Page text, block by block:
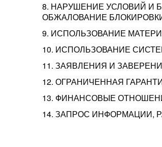
8. НАРУШЕНИЕ УСЛОВИЙ И
ОБЖАЛОВАНИЕ
9. ИСПОЛЬЗОВАНИЕ
10. ИСПОЛЬЗОВАНИЕ
11. ЗАЯВЛЕНИЯ И
12. ОГРАНИЧЕННАЯ
13. ФИНАНСОВЫЕ
14. ЗАПРОС ИНФОРМАЦИИ,